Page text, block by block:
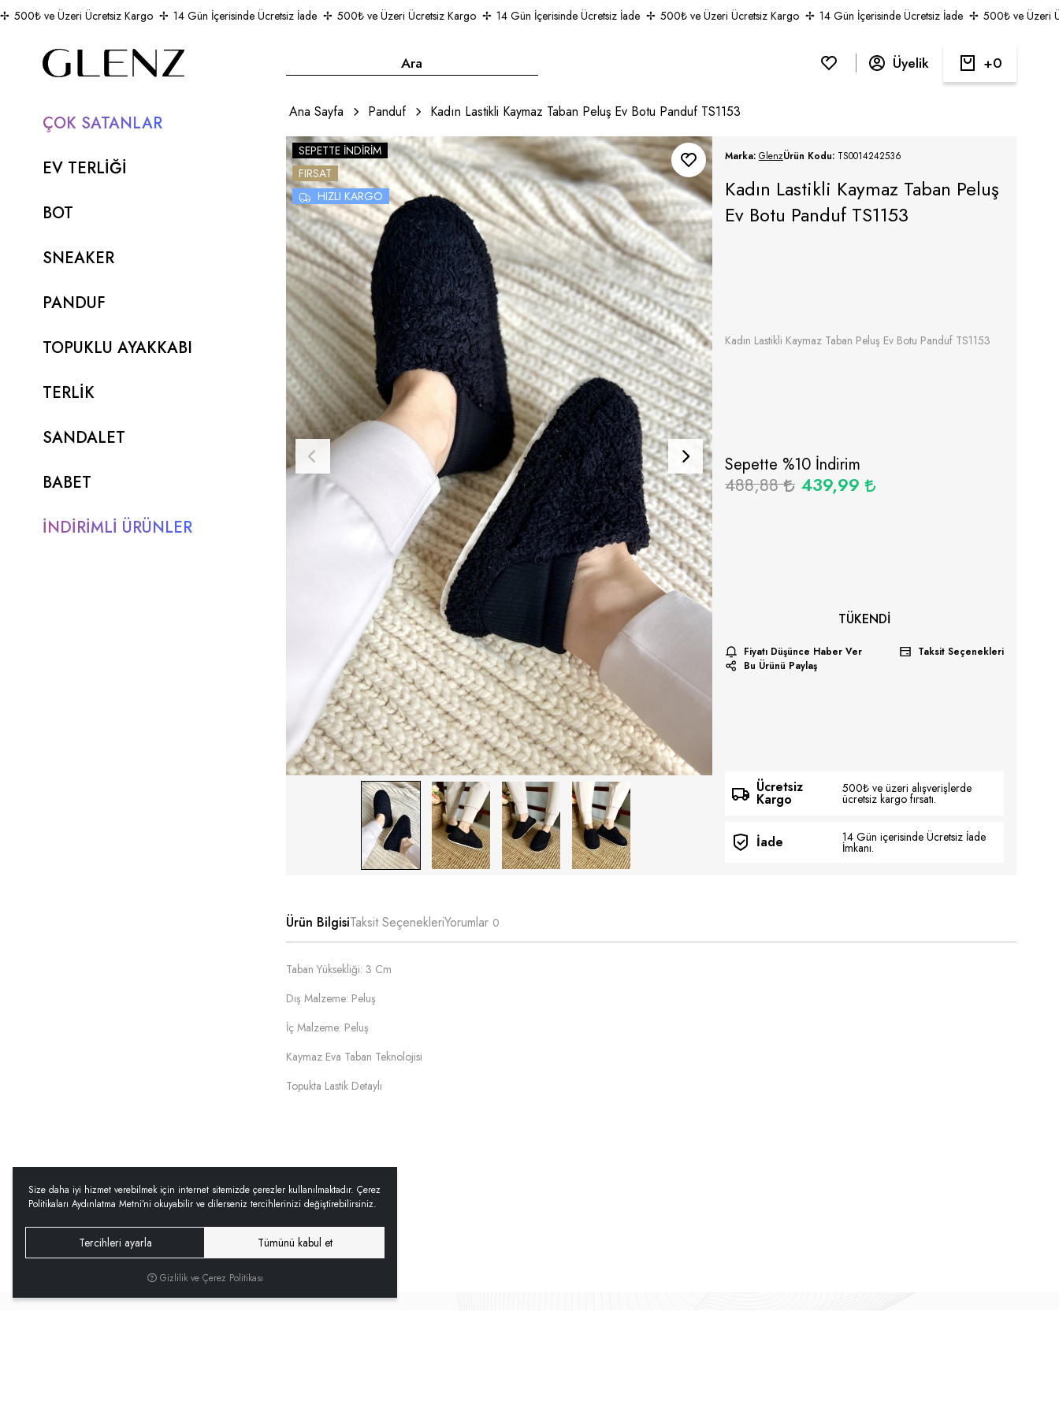
ve Üzeri Ücretsiz Kargo 14 Gün İçerisinde Ücretsiz İade 500₺ ve Üzeri Ücretsiz Kargo 14 Gün İçerisinde Ücretsiz İade 500₺ ve Üzeri Ücretsiz Kargo 14 Gün İçerisinde Ücretsiz İade 500₺ ve Üzeri
Üyelik 0
ÇOK SATANLAR
EV TERLİĞİ
BOT
SNEAKER
PANDUF
TOPUKLU AYAKKABI
TERLİK
SANDALET
BABET
İNDİRİMLİ ÜRÜNLER
GLENZ.
Ana Sayfa Panduf Kadın Lastikli Kaymaz Taban Peluş Ev Botu Panduf TS1153
SEPETTE İNDIRIM
FIRSAT
HIZLI KARGO
Marka: GlenzÜrün Kodu: TS0014242536
Kadın Lastikli Kaymaz Taban Peluş
Ev Botu Panduf TS1153
Kadın Lastikli Kaymaz Taban Peluş Ev Botu Panduf TS1153
Sepette %10İndirim
488,88 439,99
TÜKENDI
Fiyatı Düşünce Haber Ver
Taksit Seçenekleri
Bu Ürünü Paylaş
Ücretsiz
Kargo
500₺ ve üzeri alışverişlerde
ücretsiz kargo fırsatı.
İade 14 Gün içerisinde Ücretsiz İade
İmkanı.
Ürün BilgisiTaksit SeçenekleriYorumlar 0
Taban Yüksekliği: 3 Cm
Dış Malzeme: Peluş
İç Malzeme: Peluş
Kaymaz Eva Taban Teknolojisi
Topukta Lastik Detaylı
Size daha iyi hizmet verebilmek için internet sitemizde çerezler kullanılmaktadır. Çerez
Politikaları Aydınlatma Metni’ni okuyabilir ve dilerseniz tercihlerinizi değiştirebilirsiniz.
Tercihleri ayarla Tümünü kabul et
Gizlilik ve Çerez Politikası